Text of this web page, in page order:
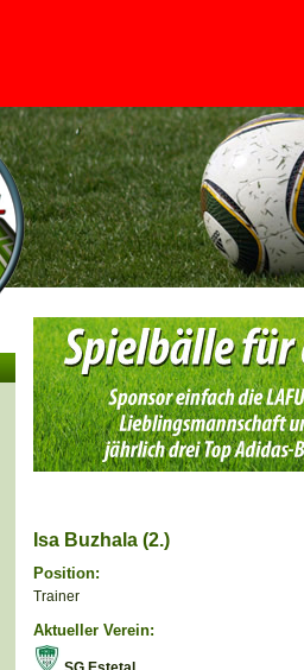
Isa Buzhala (2.)
Position:
Trainer
Aktueller Verein: